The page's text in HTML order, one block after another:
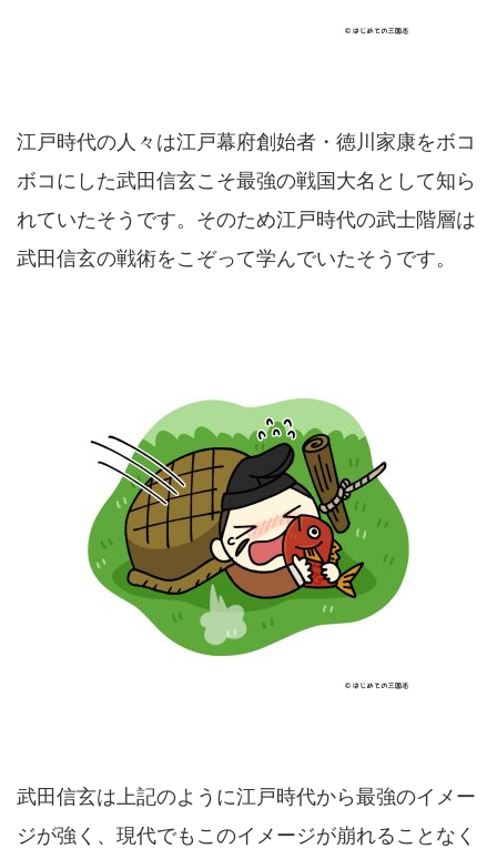
江戸時代の人々は江戸幕府創始者・徳川家康をボコ
ボコにした武田信玄こそ最強の戦国大名として知ら
れていたそうです。そのため江戸時代の武士階層は
武田信玄の戦術をこぞって学んでいたそうです。
武田信玄は上記のように江戸時代から最強のイメー
ジが強く、現代でもこのイメージが崩れることなく